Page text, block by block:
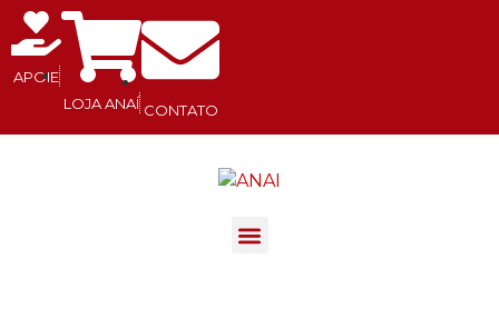
APOIE
LOJA ANAÍ CONTATO